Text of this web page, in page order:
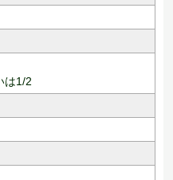
は1/2